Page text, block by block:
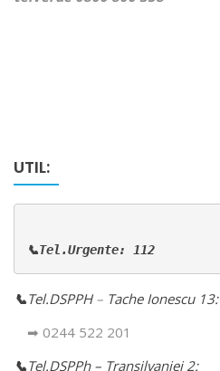
UTIL:
📞Tel.Urgente: 112
📞Tel.DSPPH – Tache Ionescu 13:
➡ 0244 522 201
📞Tel.DSPPh – Transilvaniei 2: